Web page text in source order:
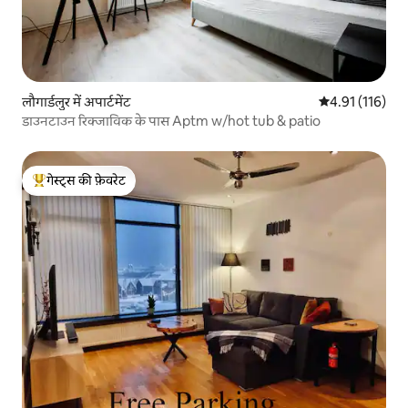
लौगार्डलुर में अपार्टमेंट औसत रेटिंग 5 में से
4.91 (116)
डाउनटाउन रिक्जाविक के पास Aptm w/hot tub & patio
गेस्ट्स का टॉप फ़ेवरेट
गेस्ट्स की फ़ेवरेट